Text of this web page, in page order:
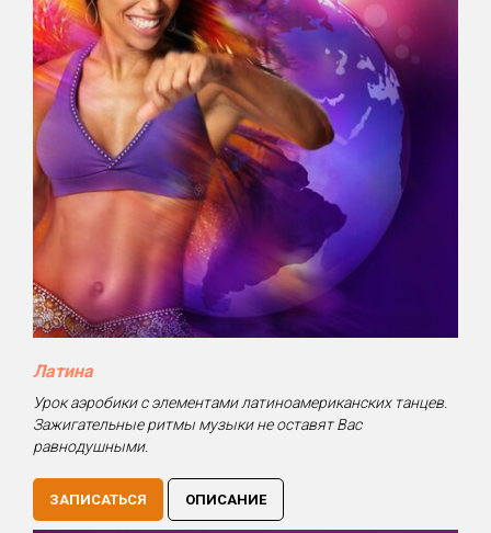
Латина
Урок аэробики с элементами латиноамериканских танцев.
Зажигательные ритмы музыки не оставят Вас
равнодушными.
ЗАПИСАТЬСЯ ОПИСАНИЕ